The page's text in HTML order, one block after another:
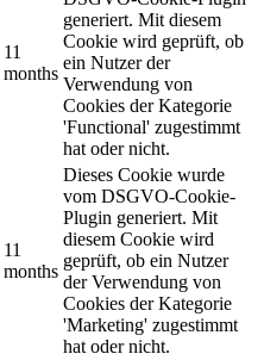
11
months
generiert. Mit diesem
Cookie wird geprüft, ob
ein Nutzer der
Verwendung von
Cookies der Kategorie
'Functional' zugestimmt
hat oder nicht.
11
months
Dieses Cookie wurde
vom DSGVO-Cookie-
Plugin generiert. Mit
diesem Cookie wird
geprüft, ob ein Nutzer
der Verwendung von
Cookies der Kategorie
'Marketing' zugestimmt
hat oder nicht.